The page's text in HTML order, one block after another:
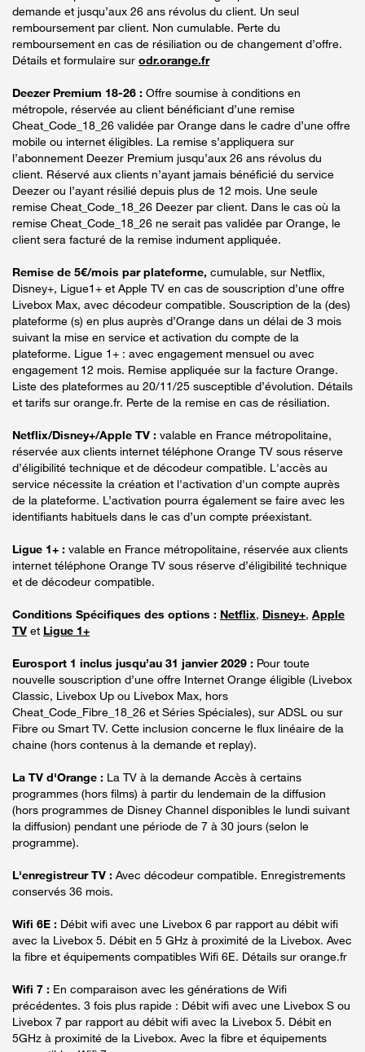
demande et jusqu’aux 26 ans révolus du client. Un seul
remboursement par client. Non cumulable. Perte du
remboursement en cas de résiliation ou de changement d’offre.
Détails et formulaire sur odr.orange.fr
Deezer Premium 18-26 : Offre soumise à conditions en
métropole, réservée au client bénéficiant d’une remise
Cheat_Code_18_26 validée par Orange dans le cadre d’une offre
mobile ou internet éligibles. La remise s’appliquera sur
l’abonnement Deezer Premium jusqu’aux 26 ans révolus du
client. Réservé aux clients n’ayant jamais bénéficié du service
Deezer ou l’ayant résilié depuis plus de 12 mois. Une seule
remise Cheat_Code_18_26 Deezer par client. Dans le cas où la
remise Cheat_Code_18_26 ne serait pas validée par Orange, le
client sera facturé de la remise indument appliquée.
Remise de 5€/mois par plateforme, cumulable, sur Netflix,
Disney+, Ligue1+ et Apple TV en cas de souscription d’une offre
Livebox Max, avec décodeur compatible. Souscription de la (des)
plateforme (s) en plus auprès d’Orange dans un délai de 3 mois
suivant la mise en service et activation du compte de la
plateforme. Ligue 1+ : avec engagement mensuel ou avec
engagement 12 mois. Remise appliquée sur la facture Orange.
Liste des plateformes au 20/11/25 susceptible d’évolution. Détails
et tarifs sur orange.fr. Perte de la remise en cas de résiliation.
Netflix/Disney+/Apple TV : valable en France métropolitaine,
réservée aux clients internet téléphone Orange TV sous réserve
d’éligibilité technique et de décodeur compatible. L'accès au
service nécessite la création et l'activation d'un compte auprès
de la plateforme. L’activation pourra également se faire avec les
identifiants habituels dans le cas d’un compte préexistant.
Ligue 1+ : valable en France métropolitaine, réservée aux clients
internet téléphone Orange TV sous réserve d’éligibilité technique
et de décodeur compatible.
Conditions Spécifiques des options : Netflix, Disney+, Apple
TV et Ligue 1+
Eurosport 1 inclus jusqu’au 31 janvier 2029 : Pour toute
nouvelle souscription d’une offre Internet Orange éligible (Livebox
Classic, Livebox Up ou Livebox Max, hors
Cheat_Code_Fibre_18_26 et Séries Spéciales), sur ADSL ou sur
Fibre ou Smart TV. Cette inclusion concerne le flux linéaire de la
chaine (hors contenus à la demande et replay).
La TV d'Orange : La TV à la demande Accès à certains
programmes (hors films) à partir du lendemain de la diffusion
(hors programmes de Disney Channel disponibles le lundi suivant
la diffusion) pendant une période de 7 à 30 jours (selon le
programme).
L'enregistreur TV : Avec décodeur compatible. Enregistrements
conservés 36 mois.
Wifi 6E : Débit wifi avec une Livebox 6 par rapport au débit wifi
avec la Livebox 5. Débit en 5 GHz à proximité de la Livebox. Avec
la fibre et équipements compatibles Wifi 6E. Détails sur orange.fr
Wifi 7 : En comparaison avec les générations de Wifi
précédentes. 3 fois plus rapide : Débit wifi avec une Livebox S ou
Livebox 7 par rapport au débit wifi avec la Livebox 5. Débit en
5GHz à proximité de la Livebox. Avec la fibre et équipements